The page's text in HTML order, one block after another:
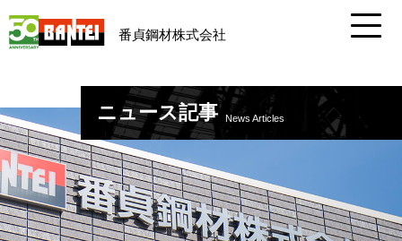
番貞鋼材株式会社
ニュース記事 News Articles